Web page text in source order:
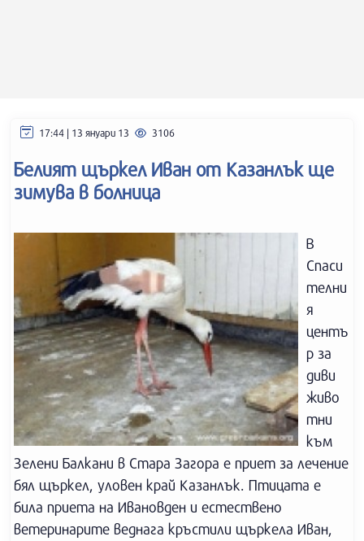
17:44 | 13 януари 13 3106
Белият щъркел Иван от Казанлък ще
зимува в болница
В
Спаси
телни
я
центъ
р за
диви
живо
тни
към
Зелени Балкани в Стара Загора е приет за лечение
бял щъркел, уловен край Казанлък. Птицата е
била приета на Ивановден и естествено
ветеринарите веднага кръстили щъркела Иван,